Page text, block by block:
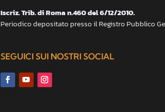
Iscriz. Trib. di Roma n.460 del 6/12/2010.
Periodico depositato presso il Registro Pubblico
SEGUICI SUI NOSTRI SOCIAL